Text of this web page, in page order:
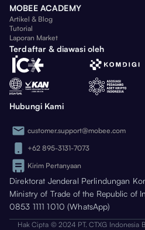
MOBEE ACADEMY
Artikel & Blog
Tutorial
Laporan Market
Terdaftar & diawasi oleh
Hubungi Kami
customer.support@mobee.com
+62 895-3131-7073
Kirim Pertanyaan
Direktorat Jenderal Perlindungan
Ministry of Trade of the Republic of
0853 1111 1010 (WhatsApp)
Hak Cipta © 2024 PT. CTXG Indonesia